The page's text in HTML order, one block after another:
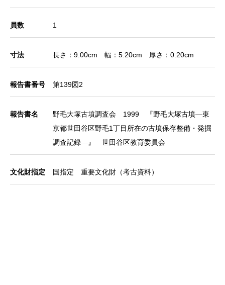
員数 1
寸法 長さ：9.00cm 幅：5.20cm 厚さ：0.20cm
報告書番号 第139図2
報告書名
野毛大塚古墳調査会 1999 『野毛大塚古墳―東
京都世田谷区野毛1丁目所在の古墳保存整備・発掘
調査記録―』 世田谷区教育委員会
文化財指定 国指定 重要文化財（考古資料）